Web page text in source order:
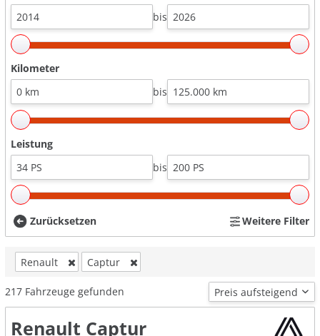
bis
Kilometer
bis
Leistung
bis
Zurücksetzen Weitere Filter
Renault Captur
217 Fahrzeuge gefunden
Renault Captur